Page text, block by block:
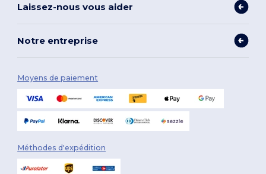
Laissez-nous vous aider
Notre entreprise
Moyens de paiement
Méthodes d'expédition